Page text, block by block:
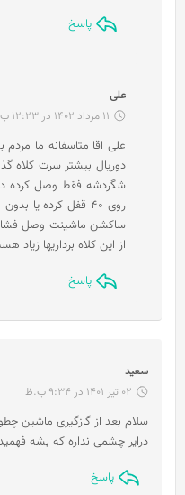
پاسخ
علی
ف
ت
11 مرداد 1402 در 12:23 ب.ظ
علی اقا متاسفانه ما
دوریال بیشتر سرت کلاه
شگردشه فقط وصل کرده
روی ۴۰ قفل کرده یا
از این کلاه برداریها
پاسخ
سعید
ف02 تیر 1401 در 9:34 ب.ظ
سلام بعد از گازگیری ماشین
درایر چشمی نداره که بشه
پاسخ